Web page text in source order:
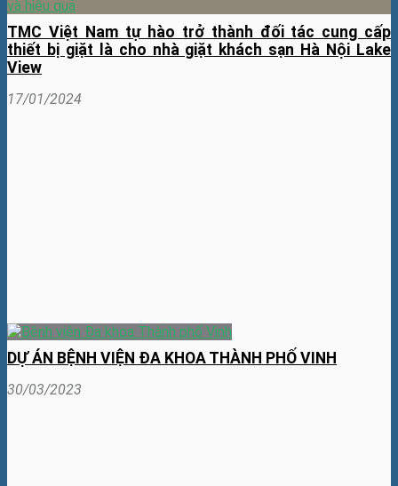
TMC Việt Nam tự hào trở thành đối tác cung cấp
thiết bị giặt là cho nhà giặt khách sạn Hà Nội Lake
View
17/01/2024
DỰ ÁN BỆNH VIỆN ĐA KHOA THÀNH PHỐ VINH
30/03/2023